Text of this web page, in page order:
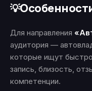
💡
Для направления
аудитория —
которые ищут
запись, близость,
компетенции.